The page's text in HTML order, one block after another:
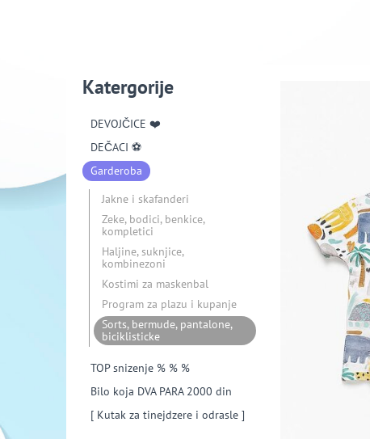
Katergorije
DEVOJČICE ❤️
DEČACI ⚽️
Garderoba
Jakne i skafanderi
Zeke, bodici, benkice,
kompletici
Haljine, suknjice,
kombinezoni
Kostimi za maskenbal
Program za plazu i kupanje
Sorts, bermude, pantalone,
biciklisticke
TOP snizenje % % %
Bilo koja DVA PARA 2000 din
[ Kutak za tinejdzere i odrasle ]